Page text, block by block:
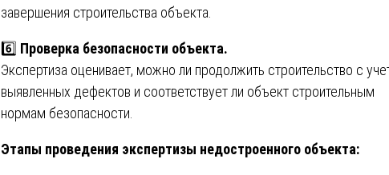
завершения строительства объекта.
6️⃣ Проверка безопасности объекта.
Экспертиза оценивает, можно ли продолжить строительство с
выявленных дефектов и соответствует ли объект строительным
нормам безопасности.
Этапы проведения экспертизы недостроенного объекта: